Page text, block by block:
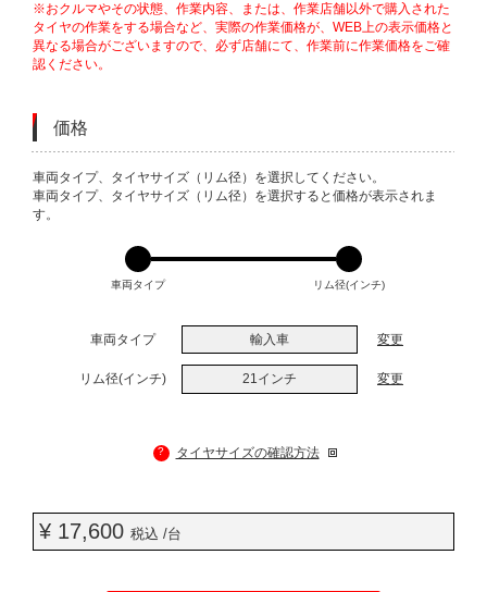
※おクルマやその状態、作業内容、または、作業店舗以外で購入された
タイヤの作業をする場合など、実際の作業価格が、WEB上の表示価格と
異なる場合がございますので、必ず店舗にて、作業前に作業価格をご確
認ください。
価格
VARIATIONS
車両タイプ、タイヤサイズ（リム径）を選択してください。
車両タイプ、タイヤサイズ（リム径）を選択すると価格が表示されま
す。
車両タイプ リム径(インチ)
車両タイプ 輸入車 変更
リム径(インチ) 21インチ 変更
? タイヤサイズの確認方法
¥ 17,600 税込 /台